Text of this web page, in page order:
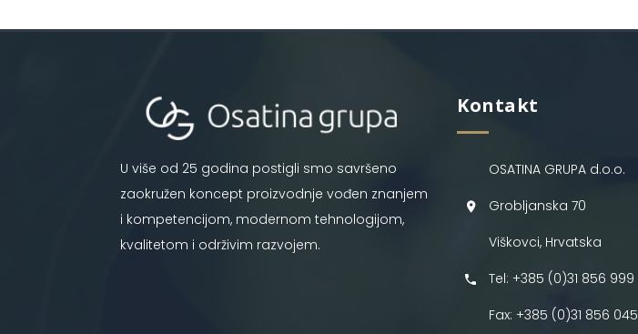
U više od 25 godina postigli smo savršeno
zaokružen koncept proizvodnje vođen znanjem
i kompetencijom, modernom tehnologijom,
kvalitetom i održivim razvojem.
Kontakt
OSATINA GRUPA d.o.o.
Grobljanska 70
Viškovci, Hrvatska
Tel: +385 (0)31 856 999
Fax: +385 (0)31 856 045